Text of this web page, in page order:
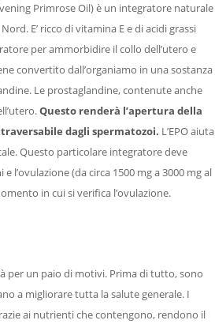
Primrose Oil) è un integratore naturale
E’ ricco di vitamina E e di acidi grassi
per ammorbidire il collo dell’utero e
convertito dall’organiamo in una sostanza
Le prostaglandine, contenute anche
Questo renderà l’apertura della
dagli spermatozoi. L’EPO aiuta
Questo particolare integratore deve
l’ovulazione (da circa 1500 mg a 3000 mg al
in cui si verifica l’ovulazione.
per un paio di motivi. Prima di tutto, sono
a migliorare tutta la salute generale. I
ai nutrienti che contengono, rendono il